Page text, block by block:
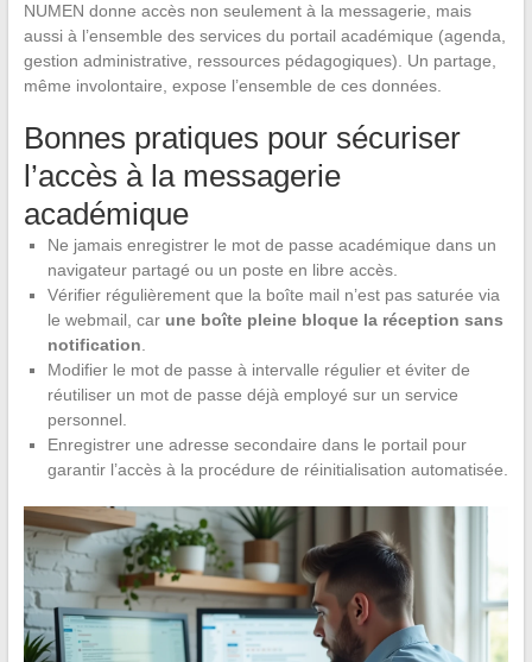
NUMEN donne accès non seulement à la messagerie, mais
aussi à l’ensemble des services du portail académique (agenda,
gestion administrative, ressources pédagogiques). Un partage,
même involontaire, expose l’ensemble de ces données.
Bonnes pratiques pour sécuriser
l’accès à la messagerie
académique
Ne jamais enregistrer le mot de passe académique dans un
navigateur partagé ou un poste en libre accès.
Vérifier régulièrement que la boîte mail n’est pas saturée via
le webmail, car une boîte pleine bloque la réception sans
notification
Modifier le mot de passe à intervalle régulier et éviter de
réutiliser un mot de passe déjà employé sur un service
personnel.
Enregistrer une adresse secondaire dans le portail pour
garantir l’accès à la procédure de réinitialisation automatisée.